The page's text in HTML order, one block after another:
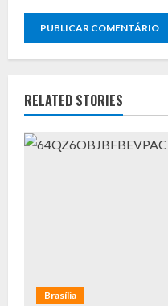
RELATED STORIES
Brasília